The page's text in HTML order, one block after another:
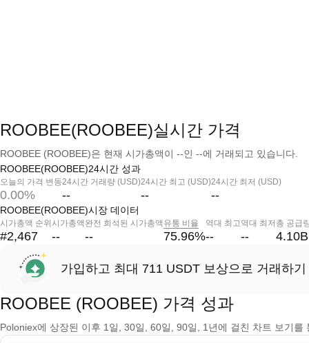
ROOBEE(ROOBEE)실시간 가격
ROOBEE (ROOBEE)은 현재 시가총액이 --인 --에 거래되고 있습니다.
ROOBEE(ROOBEE)24시간 성과
오늘의 가격 변동
0.00%
24시간 거래량 (USD)
--
24시간 최고 (USD)
--
24시간 최저 (USD)
--
ROOBEE(ROOBEE)시장 데이터
시가총액 순위
#2,467
시가총액
--
완전 희석된 시가총액
--
유통 비율
75.96%
역대 최고
--
역대 최저
--
총 공급
4.10B
가입하고 최대 711 USDT 보상으로 거래하기
ROOBEE (ROOBEE) 가격 성과
Poloniex에 상장된 이후 1일, 30일, 60일, 90일, 1년에 걸친 차트 보기를